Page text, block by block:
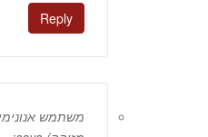
Reply
משתמש